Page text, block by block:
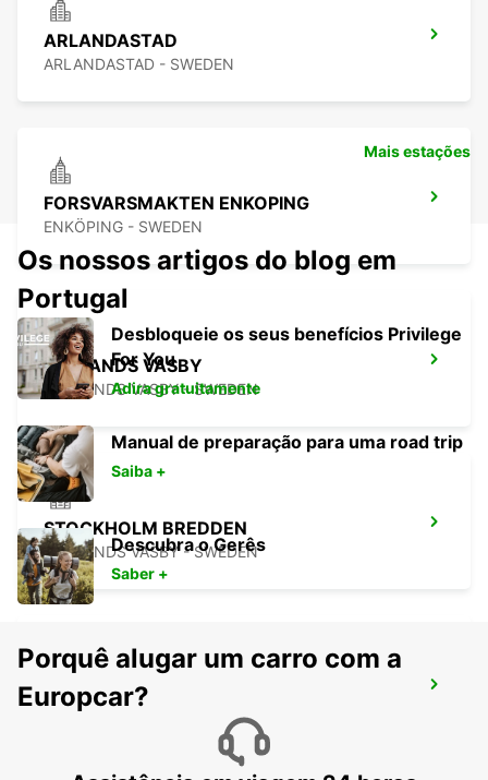
ARLANDASTAD
ARLANDASTAD - SWEDEN
FORSVARSMAKTEN ENKOPING
ENKÖPING - SWEDEN
UPPLANDS VASBY
UPPLANDS VASBY - SWEDEN
STOCKHOLM BREDDEN
UPPLANDS VASBY - SWEDEN
STOCKHOLM SKODA BREDDEN
UPPLANDS VASBY - SWEDEN
Mais estações
Os nossos artigos do blog em
Portugal
Desbloqueie os seus benefícios Privilege
For You
Adira gratuitamente
Manual de preparação para uma road trip
Saiba +
Descubra o Gerês
Saber +
Porquê alugar um carro com a
Europcar?